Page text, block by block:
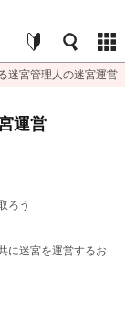
迷宮管理人の迷宮運営
運営
ろう
に迷宮を運営するお